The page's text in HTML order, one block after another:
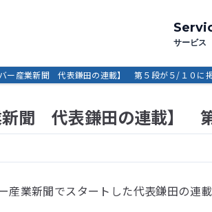
サービス
バー産業新聞 代表鎌田の連載】 第５段が５/１０に掲
新聞 代表鎌田の連載】
産業新聞でスタートした代表鎌田の